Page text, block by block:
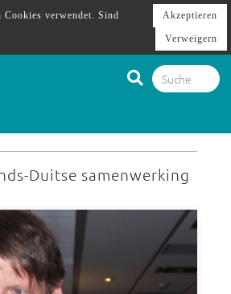
Duitse samenwerking
Cookies verwendet. Sind
Akzeptieren
Verweigern